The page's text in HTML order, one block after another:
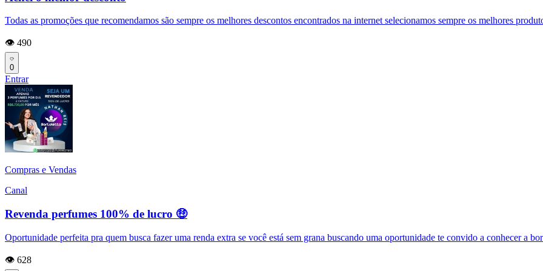
Todas as promoções que recomendamos são sempre os melhores descontos encontrados na internet selecionamos sempre os melhores
👁️ 490
0
Entrar
Compras e Vendas
Canal
Revenda perfumes 100% de lucro 🤑
Oportunidade perfeita pra quem busca fazer uma renda extra se você está sem grana buscando uma oportunidade te convido a conhecer a
👁️ 628